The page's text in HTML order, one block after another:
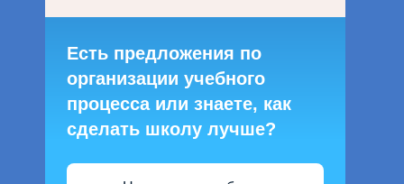
Есть предложения по
организации учебного
процесса или знаете, как
сделать школу лучше?